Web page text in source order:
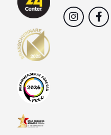
I
n
F
a